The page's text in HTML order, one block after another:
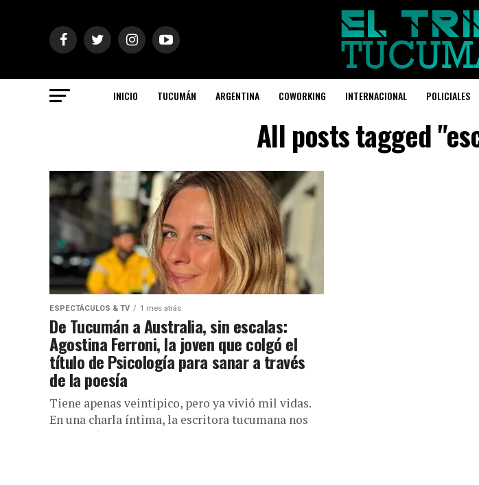
INICIO TUCUMÁN ARGENTINA COWORKING INTERNACIONAL POLICIALES
All posts tagged
ESPECTÁCULOS & TV 1 mes atrás
De Tucumán a Australia, sin escalas:
Agostina Ferroni, la joven que colgó el
título de Psicología para sanar a través
de la poesía
Tiene apenas veintipico, pero ya vivió mil vidas.
En una charla íntima, la escritora tucumana nos
cuenta cómo un «manotazo de ahogado» en